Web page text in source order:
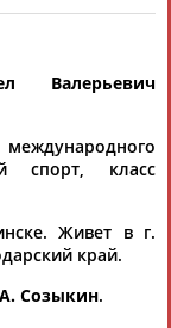
АБАЛАКИНА
Ростом
АБАШИДЗЕ
Валерьевич
спорт, класс
Живет в г.
край.
Созыкин.